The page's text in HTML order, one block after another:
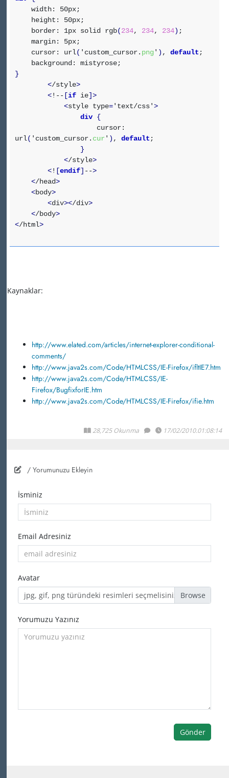
width: 50px;
height: 50px;
border: 1px solid rgb(234, 234, 234) ;
margin: 5px;
cursor: url( 'custom_cursor. png' ) , default ;
background: mistyrose;
}
</style>
<!-- [if ie]>
<style type='text/css'>
div {
cursor:
url( 'custom_cursor. cur ' ) , default ;
}
</style>
<! [endif] -->
</head>
<body>
<div></div>
</body>
</html>
Kaynaklar:
http://www.elated.com/articles/internet-explorer-conditional-
comments/
http://www.java2s.com/Code/HTMLCSS/IE-Firefox/ifltIE7.htm
http://www.java2s.com/Code/HTMLCSS/IE-
Firefox/BugfixforIE.htm
http://www.java2s.com/Code/HTMLCSS/IE-Firefox/ifie.htm
28,725 Okunma 17/02/2010.01:08:14
/ Yorumunuzu Ekleyin
İsminiz
Email Adresiniz
Avatar
jpg, gif, png türündeki resimleri seçmelisiniz
Yorumuzu Yazınız
Gönder